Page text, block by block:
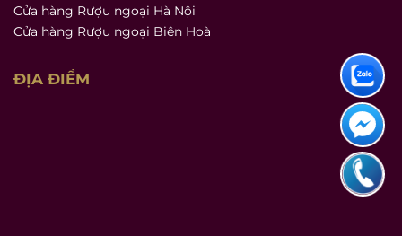
Cửa hàng Rượu ngoại Hà Nội
Cửa hàng Rượu ngoại Biên Hoà
ĐỊA ĐIỂM